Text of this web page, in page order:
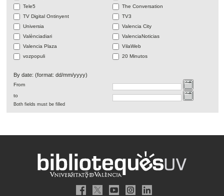
Tele5
The Conversation
TV Digital Ontinyent
TV3
Universia
Valencia City
Valènciadiari
ValenciaNoticias
Valencia Plaza
VilaWeb
vozpopuli
20 Minutos
By date: (format: dd/mm/yyyy)
From
to
Both fields must be filled